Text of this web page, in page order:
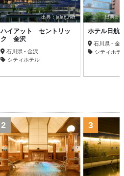
出典：jalan.net
ハイアット セントリッ
ク 金沢
石川県 - 金沢
シティホテル
出典：
ホテル日航
石川県 - 金
シティホテ
2 3